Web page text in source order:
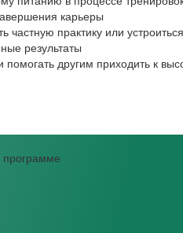
карьеры
частную практику или
результаты
помогать другим приходить к
программе